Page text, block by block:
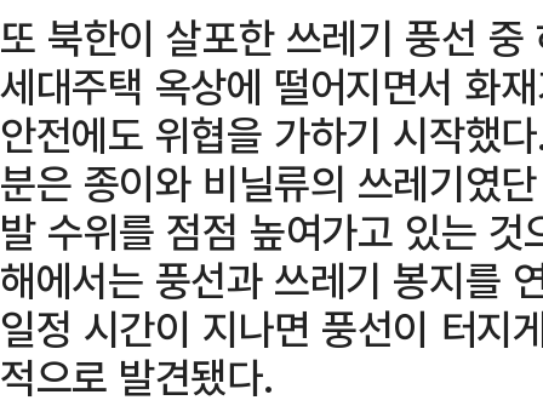
또 북한이 살포한 쓰레기 풍선
세대주택 옥상에 떨어지면서 화
안전에도 위협을 가하기 시작했
분은 종이와 비닐류의 쓰레기였
발 수위를 점점 높여가고 있는
해에서는 풍선과 쓰레기 봉지를
일정 시간이 지나면 풍선이 터지
적으로 발견됐다.